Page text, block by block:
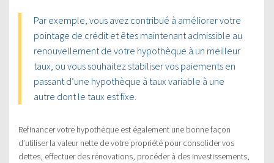
Par exemple, vous avez contribué à améliorer votre
pointage de crédit et êtes maintenant admissible au
renouvellement de votre hypothèque à un meilleur
taux, ou vous souhaitez stabiliser vos paiements en
passant d’une hypothèque à taux variable à une
autre dont le taux est fixe.
Refinancer votre hypothèque est également une bonne façon
d’utiliser la valeur nette de votre propriété pour consolider vos
dettes, effectuer des rénovations, procéder à des investissements,